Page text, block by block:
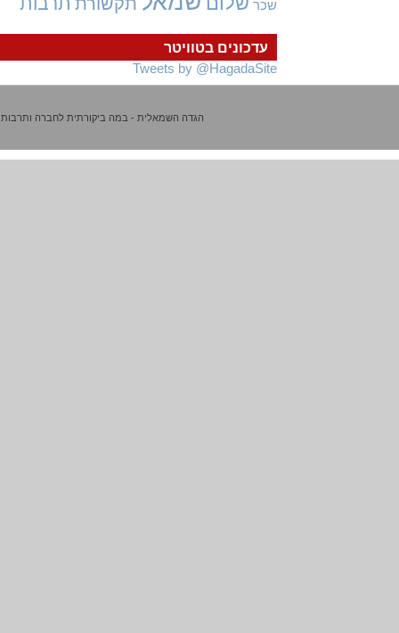
עדכונים בטוויטר
Tweets by @HagadaSite
שכר
הגדה השמאלית - במה ביקורתית לחברה ותרבות